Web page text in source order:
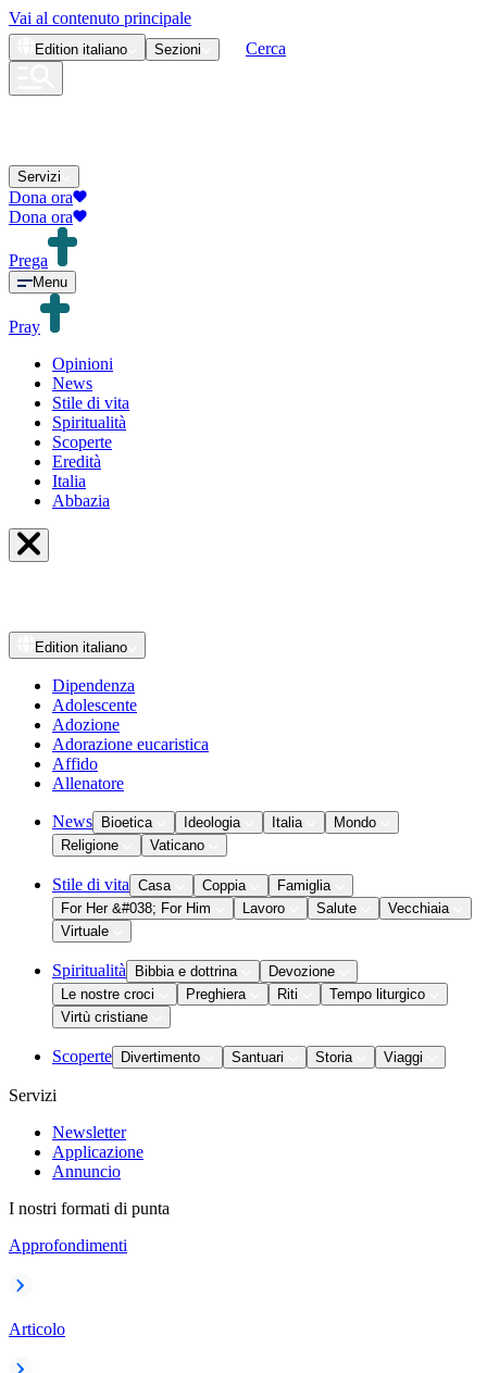
Vai al contenuto principale
Edition italiano Sezioni Cerca
Servizi
Dona ora
Dona ora
Prega
Menu
Pray
Opinioni
News
Stile di vita
Spiritualità
Scoperte
Eredità
Italia
Abbazia
Edition italiano
Dipendenza
Adolescente
Adozione
Adorazione eucaristica
Affido
Allenatore
News Bioetica Ideologia Italia
Mondo
Religione
Vaticano
Stile di vita Casa Coppia
Famiglia
For Her &#038; For Him
Lavoro Salute
Vecchiaia
Virtuale
Spiritualità Bibbia e dottrina
Devozione
Le nostre croci
Preghiera Riti
Tempo liturgico
Virtù cristiane
Scoperte Divertimento Santuari Storia Viaggi
Servizi
Newsletter
Applicazione
Annuncio
I nostri formati di punta
Approfondimenti
Articolo